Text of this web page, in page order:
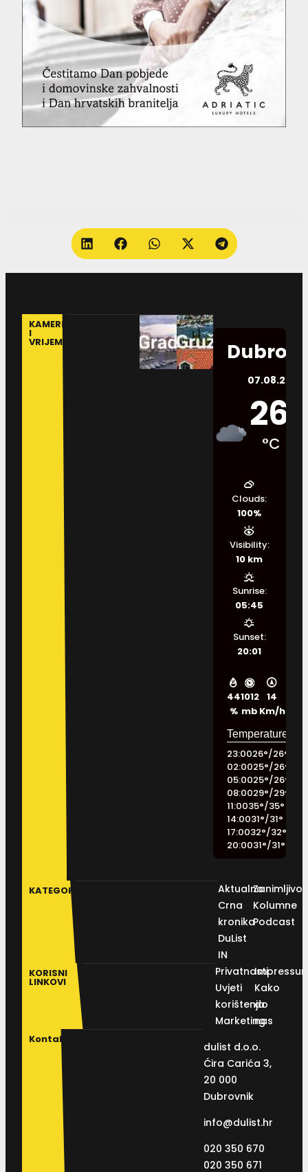
KAMERE
I
VRIJEME
07.08.2026.
26
°C
44
%
1012
mb
14
Km/h
Clouds:
100%
Visibility:
10 km
Sunrise:
05:45
Sunset:
20:01
23:0026°/26°
02:0025°/26°
05:0025°/26°
08:0029°/29°
11:0035°/35°
14:0031°/31°
17:0032°/32°
20:0031°/31°
KATEGORIJE
Aktualno
Crna
kronika
DuList
IN
Kolumne
Podcast
KORISNI
LINKOVI
Privatnosti
Uvjeti
korištenja
Marketing
Kako
do
nas
Kontakt
dulist d.o.o.
Ćira Carića 3,
20 000
Dubrovnik
info@dulist.hr
020 350 670
020 350 671